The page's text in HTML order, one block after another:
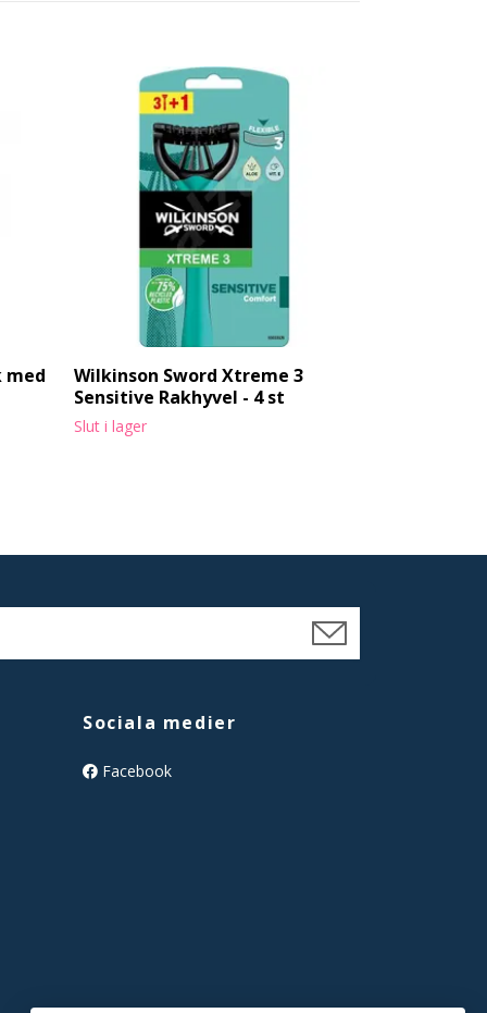
med
Wilkinson Sword Xtreme 3
Sensitive Rakhyvel - 4 st
Slut i lager
Sociala medier
Facebook